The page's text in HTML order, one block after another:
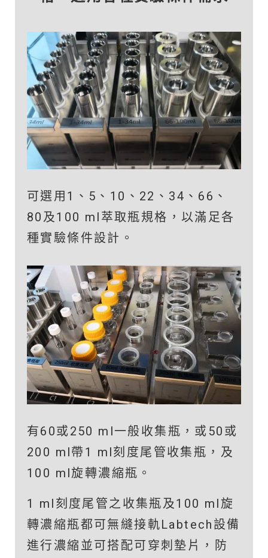
可選用1、5、10、22、34、66、
80及100 ml萃取瓶規格，以滿足各
種實驗條件設計。
有60或250 ml一般收集瓶，或50或
200 ml帶1 ml刻度尾管收集瓶，及
100 ml旋轉濃縮瓶。
1 ml刻度尾管之收集瓶及100 ml旋
轉濃縮瓶都可無縫接軌Labtech設備
進行濃縮並可搭配可穿刺墊片，防